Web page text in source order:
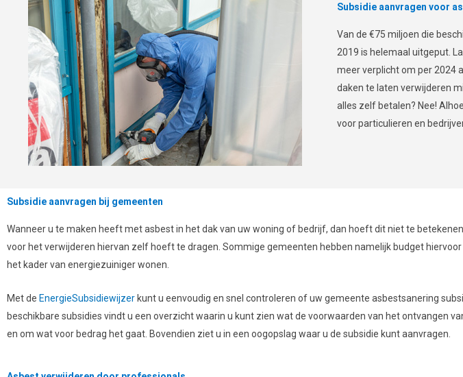
Subsidie aanvragen voor
Van de €75 miljoen die
2019 is helemaal uitgeput.
meer verplicht om per 2024
daken te laten verwijderen
alles zelf betalen? Nee!
voor particulieren en
Subsidie aanvragen bij gemeenten
Wanneer u te maken heeft met asbest in het dak van uw woning of bedrijf, dan hoeft dit niet te
voor het verwijderen hiervan zelf hoeft te dragen. Sommige gemeenten hebben namelijk budget hiervoor
het kader van energiezuiniger wonen.
Met de EnergieSubsidiewijzer kunt u eenvoudig en snel controleren of uw gemeente asbestsanering
beschikbare subsidies vindt u een overzicht waarin u kunt zien wat de voorwaarden van het ontvangen
en om wat voor bedrag het gaat. Bovendien ziet u in een oogopslag waar u de subsidie kunt aanvragen.